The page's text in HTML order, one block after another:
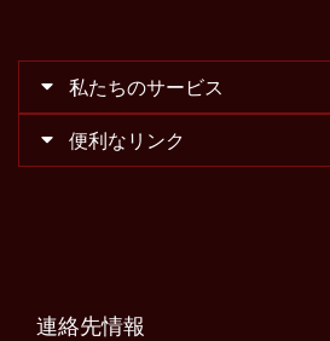
私たちのサービス
便利なリンク
連絡先情報